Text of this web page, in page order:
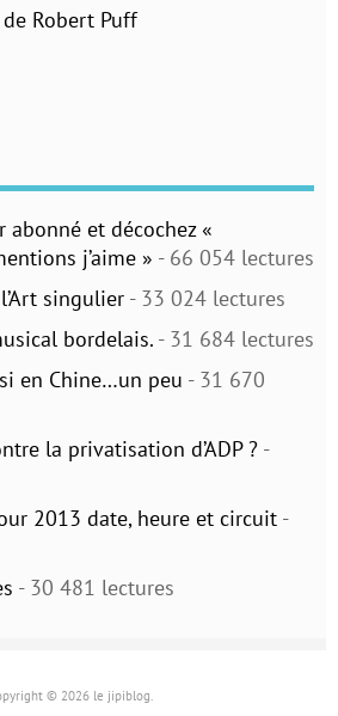
Robert Puff
abonné et décochez «
j’aime » - 66 054 lectures
singulier - 33 024 lectures
bordelais. - 31 684 lectures
en Chine…un peu - 31 670
la privatisation d’ADP ? -
2013 date, heure et circuit -
- 30 481 lectures
© 2026 le jipiblog.